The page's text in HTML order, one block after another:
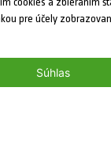
pre účely
Súhlas